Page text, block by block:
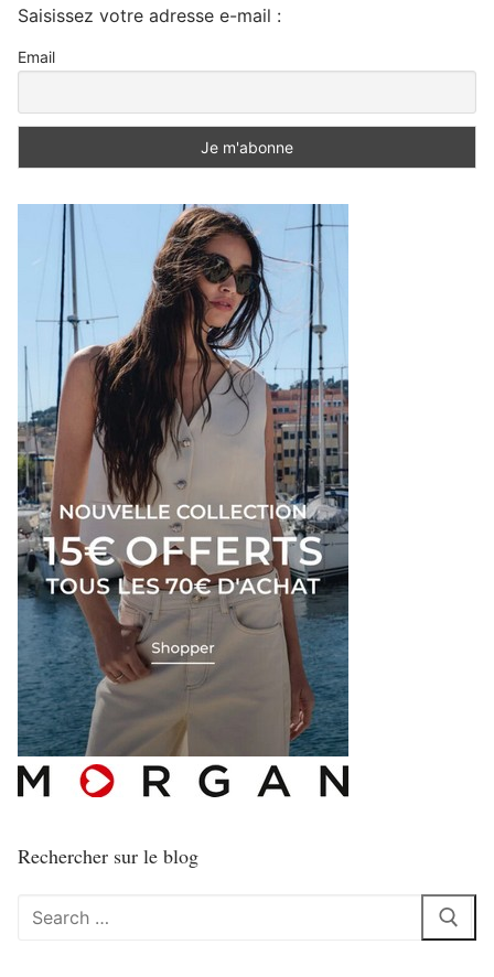
Saisissez votre adresse e-mail :
Email
Rechercher sur le blog
Rechercher